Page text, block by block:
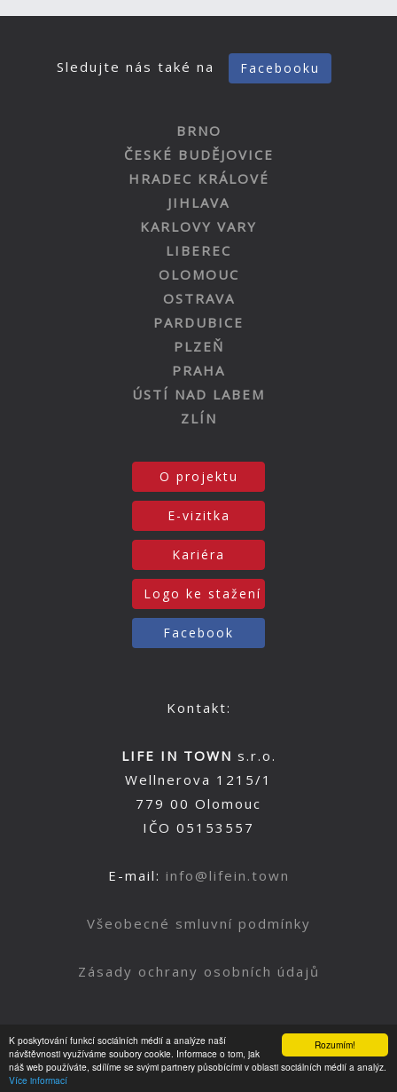
Rozumím!
K poskytování funkcí sociálních médií a analýze naší
návštěvnosti využíváme soubory cookie. Informace o tom, jak
náš web používáte, sdílíme se svými partnery působícími v oblasti sociálních médií a analýz.
Více informací
Sledujte nás také na Facebooku
BRNO
ČESKÉ BUDĚJOVICE
HRADEC KRÁLOVÉ
JIHLAVA
KARLOVY VARY
LIBEREC
OLOMOUC
OSTRAVA
PARDUBICE
PLZEŇ
PRAHA
ÚSTÍ NAD LABEM
ZLÍN
O projektu
E-vizitka
Kariéra
Logo ke stažení
Facebook
Kontakt:
LIFE IN TOWN s.r.o.
Wellnerova 1215/1
779 00 Olomouc
IČO 05153557
E-mail: info@lifein.town
Všeobecné smluvní podmínky
Zásady ochrany osobních údajů
Nahoru